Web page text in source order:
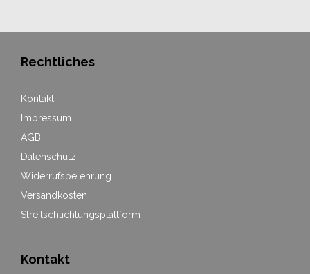
Rechtliches
Kontakt
Impressum
AGB
Datenschutz
Widerrufsbelehrung
Versandkosten
Streitschlichtungsplattform
Kontakt